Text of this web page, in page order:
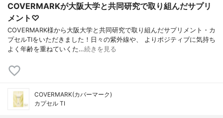
COVERMARKが大阪大学と共同研究で取り組んだサプリ
メント♡
COVERMARK様から大阪大学と共同研究で取り組んだサプリメント・カ
プセルTIをいただきました！日々の紫外線や、 よりポジティブに気持ち
よく年齢を重ねていくた…続きを見る
COVERMARK(カバーマーク)
カプセル TI